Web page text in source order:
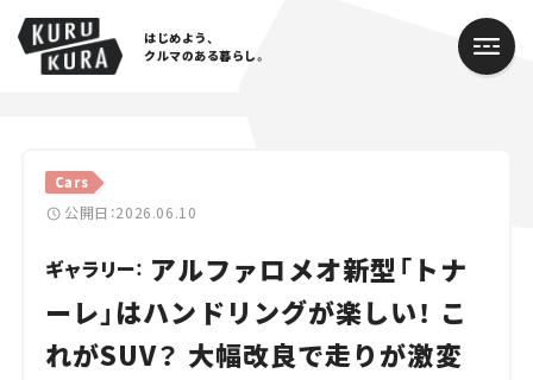
はじめよう、
クルマのある暮らし。
Cars
公開日：2026.06.10
ギャラリー： アルファロメオ新型「トナ
ーレ」はハンドリングが楽しい！ こ
れがSUV？ 大幅改良で走りが激変
Cars
Lifestyle
Traffic